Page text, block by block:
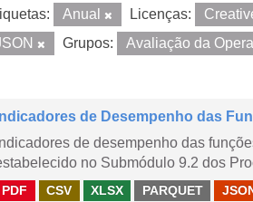
Anual Licenças:
Grupos: Avaliação da
Indicadores de Desempenho das
Indicadores de desempenho das
no Submódulo 9.2 dos
PDF CSV XLSX PARQUET